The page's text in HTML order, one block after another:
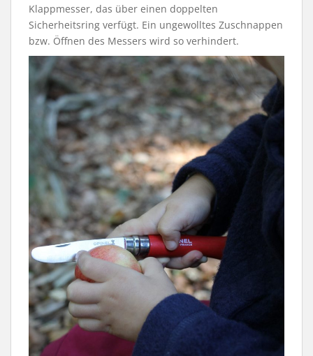
Klappmesser, das über einen doppelten
Sicherheitsring verfügt. Ein ungewolltes Zuschnappen
bzw. Öffnen des Messers wird so verhindert.